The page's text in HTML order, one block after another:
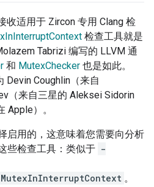
收适用于 Zircon 专用 Clang 检
检查工具就是
Tabrizi 编写的 LLVM 通
和 MutexChecker 也是如此。
Devin Coughlin（来自
（来自三星的 Aleksei Sidorin
Apple）。
启用的，这意味着您需要向分析
些检查工具：类似于 -
。